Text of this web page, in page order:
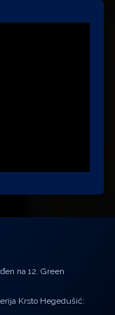
na 12. Green
Krsto Hegedušić: